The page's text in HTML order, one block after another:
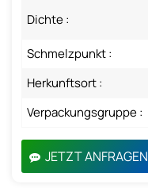
Dichte :
Schmelzpunkt :
Herkunftsort :
Verpackungsgruppe :
JETZT ANFRAGEN